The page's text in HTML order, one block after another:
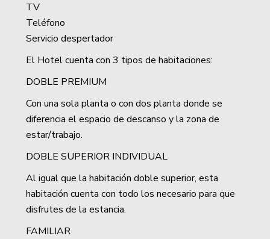
TV
Teléfono
Servicio despertador
El Hotel cuenta con 3 tipos de habitaciones:
DOBLE PREMIUM
Con una sola planta o con dos planta donde se
diferencia el espacio de descanso y la zona de
estar/trabajo.
DOBLE SUPERIOR INDIVIDUAL
Al igual que la habitación doble superior, esta
habitación cuenta con todo los necesario para que
disfrutes de la estancia.
FAMILIAR